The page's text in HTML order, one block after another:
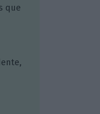
que